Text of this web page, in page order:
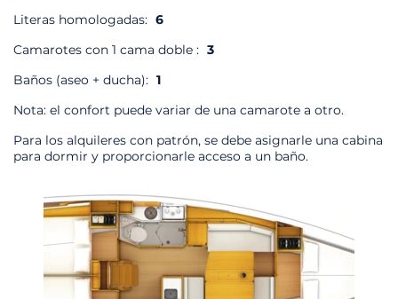
Literas homologadas: 6
Camarotes con 1 cama doble : 3
Baños (aseo + ducha): 1
Nota: el confort puede variar de una camarote a otro.
Para los alquileres con patrón, se debe asignarle una cabina
para dormir y proporcionarle acceso a un baño.